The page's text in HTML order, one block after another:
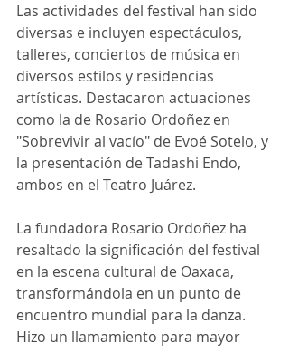
Las actividades del festival han sido
diversas e incluyen espectáculos,
talleres, conciertos de música en
diversos estilos y residencias
artísticas. Destacaron actuaciones
como la de Rosario Ordoñez en
"Sobrevivir al vacío" de Evoé Sotelo, y
la presentación de Tadashi Endo,
ambos en el Teatro Juárez.
La fundadora Rosario Ordoñez ha
resaltado la significación del festival
en la escena cultural de Oaxaca,
transformándola en un punto de
encuentro mundial para la danza.
Hizo un llamamiento para mayor